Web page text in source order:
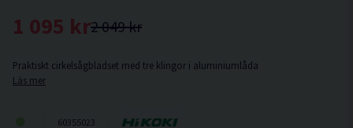
2 049 kr
1 095 kr
Praktiskt cirkelsågbladset med tre klingor i aluminiumlåda
Läs mer
60355023